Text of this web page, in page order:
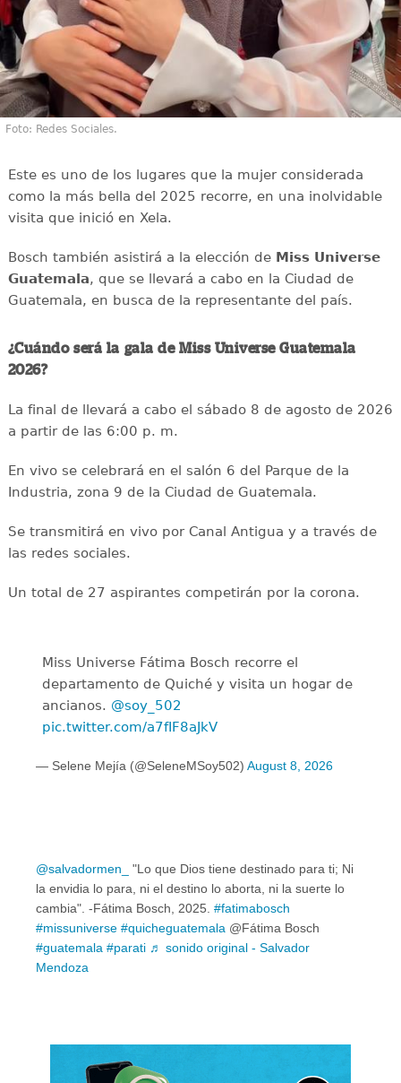
Foto: Redes Sociales.
Este es uno de los lugares que la mujer considerada
como la más bella del 2025 recorre, en una inolvidable
visita que inició en Xela.
Bosch también asistirá a la elección deMiss Universe
Guatemala, que se llevará a cabo en la Ciudad de
Guatemala, en busca de la representante del país.
¿Cuándo será la gala de Miss Universe Guatemala
2026?
La final de llevará a cabo el sábado 8 de agosto de 2026
a partir de las 6:00 p. m.
En vivo se celebrará en el salón 6 del Parque de la
Industria, zona 9 de la Ciudad de Guatemala.
Se transmitirá en vivo por Canal Antigua y a través de
las redes sociales.
Un total de 27 aspirantes competirán por la corona.
Miss Universe Fátima Bosch recorre el
departamento de Quiché y visita un hogar de
ancianos. @soy_502
pic.twitter.com/a7fIF8aJkV
— Selene Mejía (@SeleneMSoy502) August 8, 2026
@salvadormen_
"Lo que Dios tiene destinado para ti; Ni
la envidia lo para, ni el destino lo aborta, ni la suerte lo
cambia". -Fátima Bosch, 2025. #fatimabosch
#missuniverse #quicheguatemala @Fátima Bosch
#guatemala #parati ♬ sonido original - Salvador
Mendoza